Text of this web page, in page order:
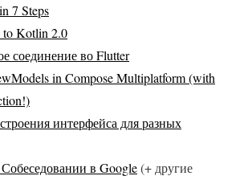
7 Steps
Kotlin 2.0
соединение во Flutter
in Compose Multiplatform (with
интерфейса для разных
в Google(+ другие